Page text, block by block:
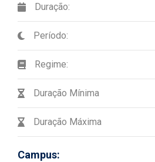
Duração:
Período:
Regime:
Duração Mínima
Duração Máxima
Campus: